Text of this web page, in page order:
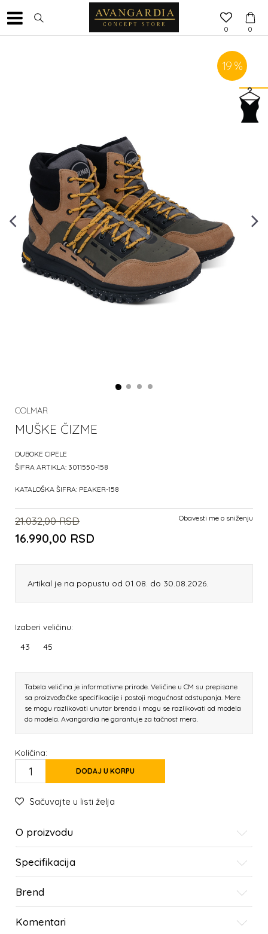
0
0
19 %
COLMAR
MUŠKE ČIZME
DUBOKE CIPELE
ŠIFRA ARTIKLA: 3011550-158
KATALOŠKA ŠIFRA: PEAKER-158
21.032,00 RSD
16.990,00 RSD
Obavesti me o sniženju
Artikal je na popustu od 01.08. do 30.08.2026.
Izaberi veličinu:
43 45
Tabela veličina je informativne prirode. Veličine u CM su prepisane
sa proizvođačke specifikacije i postoji mogućnost odstupanja. Mere
se mogu razlikovati unutar brenda i mogu se razlikovati od modela
do modela. Avangardia ne garantuje za tačnost mera.
Količina:
DODAJ U KORPU
Sačuvajte u listi želja
O proizvodu
Specifikacija
Brend
Komentari